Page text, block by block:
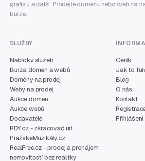
grafiku a další. Prodejte doménu nebo web na
burze.
SLUŽBY
Nabídky služeb
Burza domén a webů
Domény na prodej
Weby na prodej
Aukce domén
Aukce webů
Dodavatelé
RDY.cz - zkracovač url
PražskéMuzikály.cz
RealFree.cz - prodej a pronájem
nemovitostí bez realitky
Ceník
Jak to
Blog
O nás
Kontakt
Přihlášení